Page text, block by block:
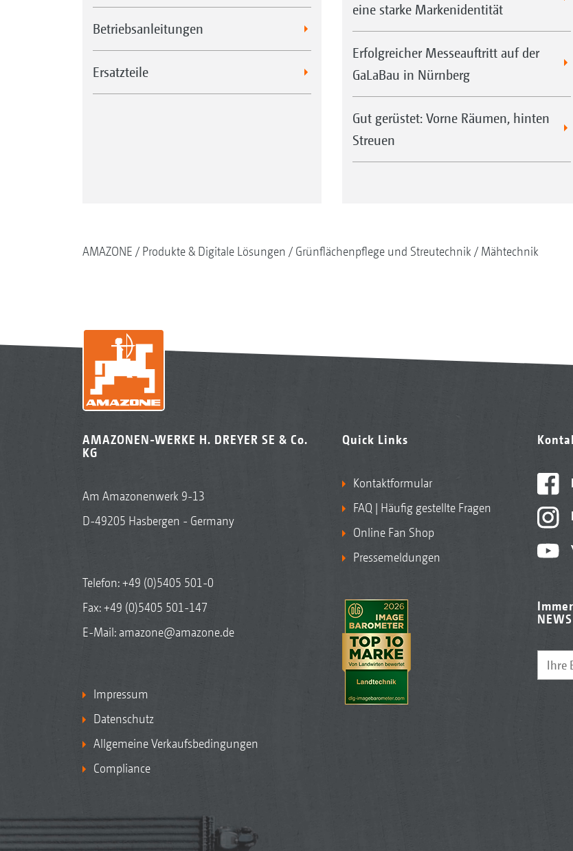
Betriebsanleitungen
Ersatzteile
eine starke Markenidentität
Erfolgreicher Messeauftritt auf der
GaLaBau in Nürnberg
Gut gerüstet: Vorne Räumen, hinten
Streuen
AMAZONE Produkte & Digitale Lösungen Grünflächenpflege und Streutechnik Mähtechnik
AMAZONEN-WERKE H. DREYER SE & Co.
KG
Am Amazonenwerk 9-13
D-49205 Hasbergen - Germany
Telefon:+49 (0)5405 501-0
Fax: +49 (0)5405 501-147
E-Mail: amazone@amazone.de
Impressum
Datenschutz
Allgemeine Verkaufsbedingungen
Compliance
Quick Links
Kontaktformular
FAQ | Häufig gestellte Fragen
Online Fan Shop
Pressemeldungen
NEWS